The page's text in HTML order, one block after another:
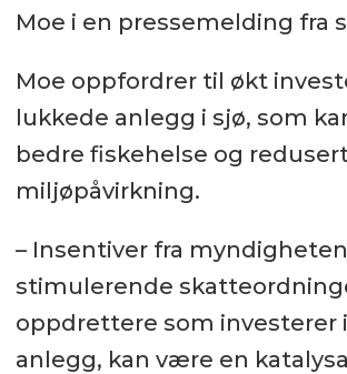
Moe i en pressemelding fra
Moe oppfordrer til økt
lukkede anlegg i sjø, som
bedre fiskehelse og
miljøpåvirkning.
– Insentiver fra
stimulerende
oppdrettere som investerer
anlegg, kan være en